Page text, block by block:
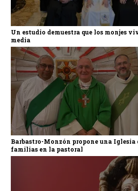
Un estudio demuestra que los monjes
media
Barbastro-Monzón propone una Iglesia
familias en la pastoral